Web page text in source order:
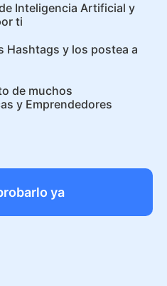
Inteligencia Artificial y
ti
Hashtags y los postea a
de muchos
y Emprendedores
ya